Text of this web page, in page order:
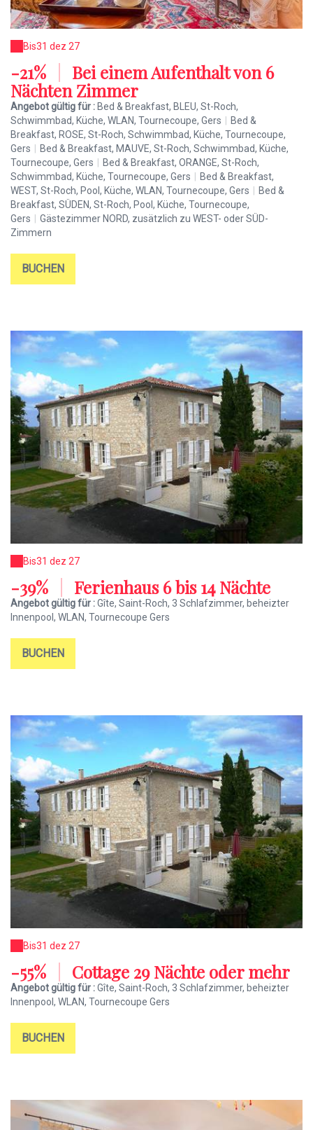
Bis31 dez 27
-21%
Bei einem Aufenthalt von 6
Nächten Zimmer
Angebot gültig für : Bed & Breakfast, BLEU, St-Roch,
Schwimmbad, Küche, WLAN, Tournecoupe, Gers
Bed &
Breakfast, ROSE, St-Roch, Schwimmbad, Küche, Tournecoupe,
Gers
Bed & Breakfast, MAUVE, St-Roch, Schwimmbad, Küche,
Tournecoupe, Gers
Bed & Breakfast, ORANGE, St-Roch,
Schwimmbad, Küche, Tournecoupe, Gers
Bed & Breakfast,
WEST, St-Roch, Pool, Küche, WLAN, Tournecoupe, Gers
Bed &
Breakfast, SÜDEN, St-Roch, Pool, Küche, Tournecoupe,
Gers
Gästezimmer NORD, zusätzlich zu WEST- oder SÜD-
Zimmern
BUCHEN
Bis31 dez 27
-39% Ferienhaus 6 bis 14 Nächte
Angebot gültig für :Gîte, Saint-Roch, 3 Schlafzimmer, beheizter
Innenpool, WLAN, Tournecoupe Gers
BUCHEN
Bis31 dez 27
-55% Cottage 29 Nächte oder mehr
Angebot gültig für :Gîte, Saint-Roch, 3 Schlafzimmer, beheizter
Innenpool, WLAN, Tournecoupe Gers
BUCHEN